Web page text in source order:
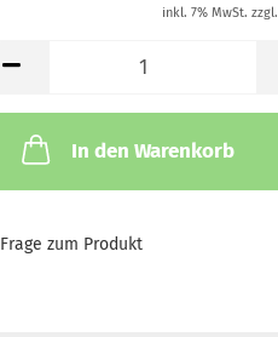
inkl. 7% MwSt. zzgl.
In den Warenkorb
Frage zum Produkt